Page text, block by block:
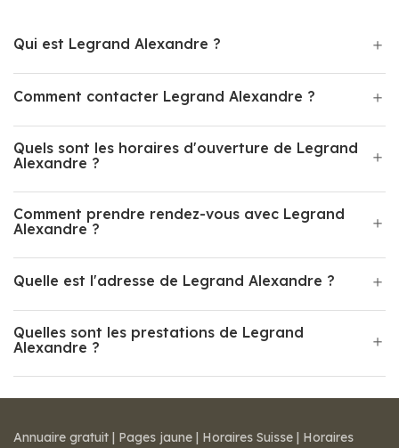
Qui est Legrand Alexandre ?
Comment contacter Legrand Alexandre ?
Quels sont les horaires d'ouverture de Legrand
Alexandre ?
Comment prendre rendez-vous avec Legrand
Alexandre ?
Quelle est l'adresse de Legrand Alexandre ?
Quelles sont les prestations de Legrand
Alexandre ?
Annuaire gratuit | Pages jaune | Horaires Suisse | Horaires